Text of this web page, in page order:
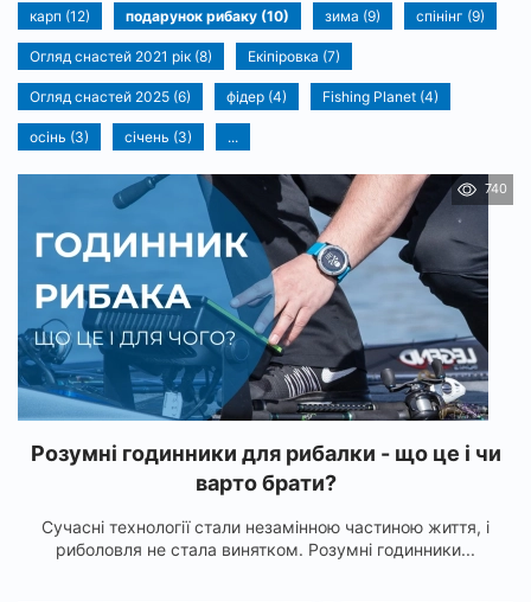
карп (12) подарунок рибаку (10) зима (9) спінінг (9)
Огляд снастей 2021 рік (8) Екіпіровка (7)
Огляд снастей 2025 (6) фідер (4) Fishing Planet (4)
осінь (3) січень (3) ...
740
Розумні годинники для рибалки - що це і чи
варто брати?
Сучасні технології стали незамінною частиною життя, і
риболовля не стала винятком. Розумні годинники...